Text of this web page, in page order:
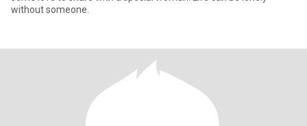
without someone.